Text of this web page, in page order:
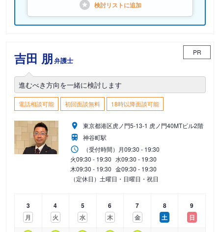
検討リストに追加
吉田 朋弁護士
PR
進むべき方向を一緒に検討します
電話相談可能 初回面談無料 18時以降面談可能
東京都港区虎ノ門5-13-1 虎ノ門40MTビル2階
神谷町駅
（受付時間） 月09:30 - 19:30
火09:30 - 19:30 水09:30 - 19:30
木09:30 - 19:30 金09:30 - 19:30
（定休日）土曜日・日曜日・祝日
3
月
4
火
5
水
6
木
7
金
8
土
9
日